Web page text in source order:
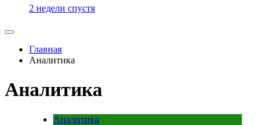
2 недели спустя
Главная
Аналитика
Аналитика
Аналитика